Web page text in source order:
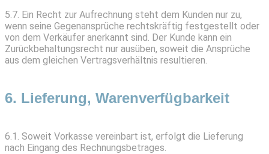
5.7. Ein Recht zur Aufrechnung steht dem Kunden nur zu,
wenn seine Gegenansprüche rechtskräftig festgestellt oder
von dem Verkäufer anerkannt sind. Der Kunde kann ein
Zurückbehaltungsrecht nur ausüben, soweit die Ansprüche
aus dem gleichen Vertragsverhältnis resultieren.
6. Lieferung, Warenverfügbarkeit
6.1. Soweit Vorkasse vereinbart ist, erfolgt die Lieferung
nach Eingang des Rechnungsbetrages.